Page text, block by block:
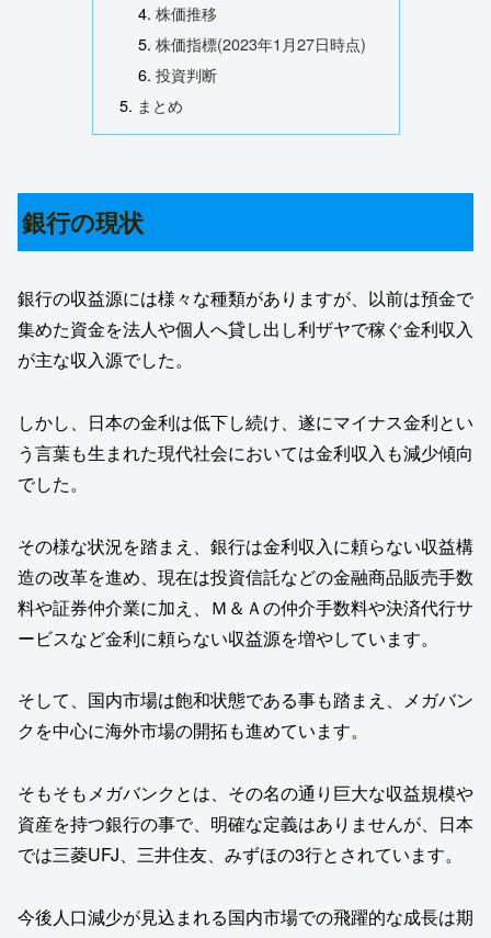
株価推移
株価指標(2023年1月27日時点)
投資判断
まとめ
銀行の現状
銀行の収益源には様々な種類がありますが、以前は預金で
集めた資金を法人や個人へ貸し出し利ザヤで稼ぐ金利収入
が主な収入源でした。
しかし、日本の金利は低下し続け、遂にマイナス金利とい
う言葉も生まれた現代社会においては金利収入も減少傾向
でした。
その様な状況を踏まえ、銀行は金利収入に頼らない収益構
造の改革を進め、現在は投資信託などの金融商品販売手数
料や証券仲介業に加え、Ｍ＆Ａの仲介手数料や決済代行サ
ービスなど金利に頼らない収益源を増やしています。
そして、国内市場は飽和状態である事も踏まえ、メガバン
クを中心に海外市場の開拓も進めています。
そもそもメガバンクとは、その名の通り巨大な収益規模や
資産を持つ銀行の事で、明確な定義はありませんが、日本
では三菱UFJ、三井住友、みずほの3行とされています。
今後人口減少が見込まれる国内市場での飛躍的な成長は期